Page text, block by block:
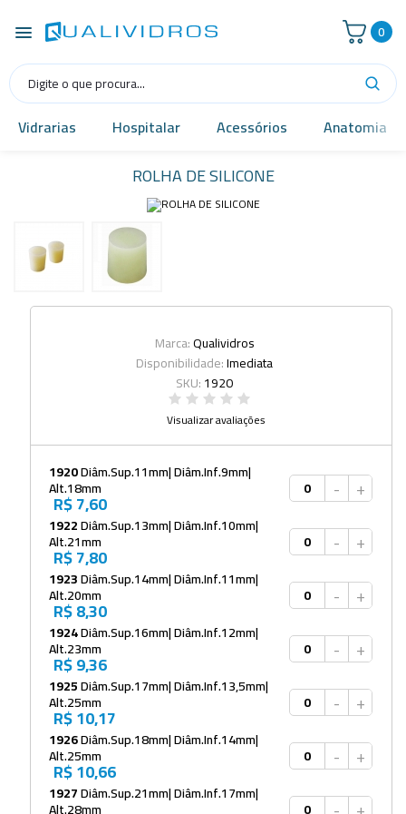
0
Vidrarias Hospitalar Acessórios Anatomia
ROLHA DE SILICONE
Marca:Qualividros
Disponibilidade:Imediata
SKU:1920
Visualizar avaliações
1920Diâm.Sup.11mm| Diâm.Inf.9mm|
Alt.18mm
R$ 7,60
- +
1922Diâm.Sup.13mm| Diâm.Inf.10mm|
Alt.21mm
R$ 7,80
- +
1923Diâm.Sup.14mm| Diâm.Inf.11mm|
Alt.20mm
R$ 8,30
- +
1924Diâm.Sup.16mm| Diâm.Inf.12mm|
Alt.23mm
R$ 9,36
- +
1925Diâm.Sup.17mm| Diâm.Inf.13,5mm|
Alt.25mm
R$ 10,17
- +
1926Diâm.Sup.18mm| Diâm.Inf.14mm|
Alt.25mm
R$ 10,66
- +
1927Diâm.Sup.21mm| Diâm.Inf.17mm|